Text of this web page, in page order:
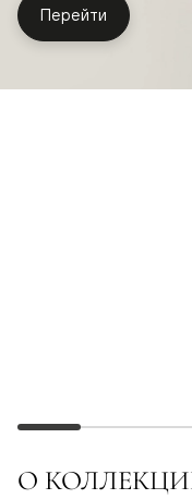
Перейти
О